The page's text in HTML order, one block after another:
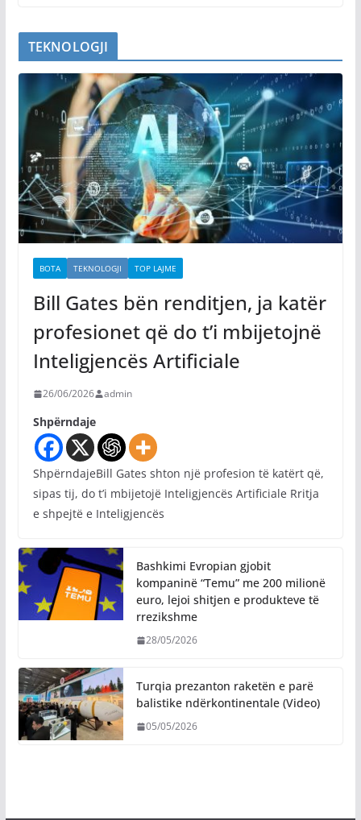
TEKNOLOGJI
BOTA TEKNOLOGJI TOP LAJME
Bill Gates bën renditjen, ja katër
profesionet që do t’i mbijetojnë
Inteligjencës Artificiale
26/06/2026 admin
Shpërndaje
ShpërndajeBill Gates shton një profesion të katërt që,
sipas tij, do t’i mbijetojë Inteligjencës Artificiale Rritja
e shpejtë e Inteligjencës
Bashkimi Evropian gjobit
kompaninë “Temu” me 200 milionë
euro, lejoi shitjen e produkteve të
rrezikshme
28/05/2026
Turqia prezanton raketën e parë
balistike ndërkontinentale (Video)
05/05/2026